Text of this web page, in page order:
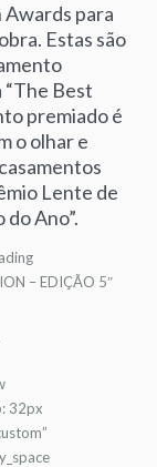
Awards para
Estas são
Best
premiado é
o olhar e
Lente de
Ano”.
– EDIÇÃO 5″
32px